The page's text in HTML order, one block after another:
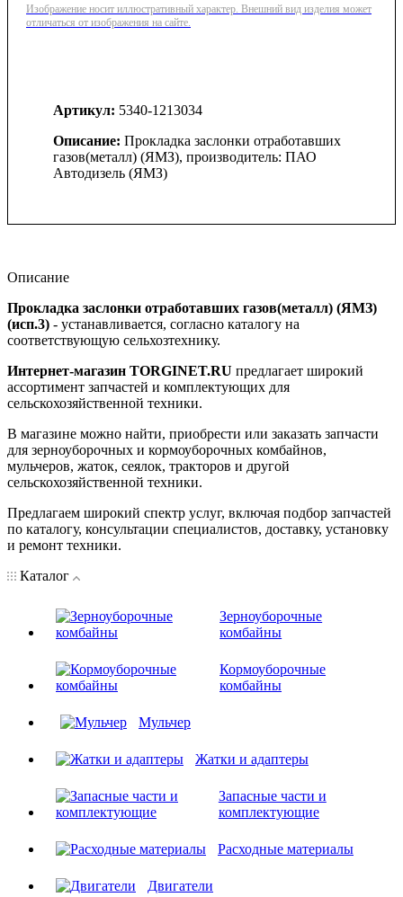
Изображение носит иллюстративный характер. Внешний вид изделия может
отличаться от изображения на сайте.
Артикул: 5340-1213034
Описание: Прокладка заслонки отработавших
газов(металл) (ЯМЗ), производитель: ПАО
Автодизель (ЯМЗ)
Описание
Прокладка заслонки отработавших газов(металл) (ЯМЗ)
(исп.3) - устанавливается, согласно каталогу на
соответствующую сельхозтехнику.
Интернет-магазин TORGINET.RU предлагает широкий
ассортимент запчастей и комплектующих для
сельскохозяйственной техники.
В магазине можно найти, приобрести или заказать запчасти
для зерноуборочных и кормоуборочных комбайнов,
мульчеров, жаток, сеялок, тракторов и другой
сельскохозяйственной техники.
Предлагаем широкий спектр услуг, включая подбор запчастей
по каталогу, консультации специалистов, доставку, установку
и ремонт техники.
Каталог
Зерноуборочные
комбайны
Кормоуборочные
комбайны
Мульчер
Жатки и адаптеры
Запасные части и
комплектующие
Расходные материалы
Двигатели